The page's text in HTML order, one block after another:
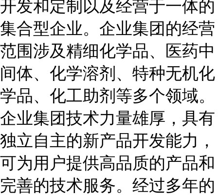
开发和定制以及经营于一体的
集合型企业。企业集团的经营
范围涉及精细化学品、医药中
间体、化学溶剂、特种无机化
学品、化工助剂等多个领域。
企业集团技术力量雄厚，具有
独立自主的新产品开发能力，
可为用户提供高品质的产品和
完善的技术服务。经过多年的